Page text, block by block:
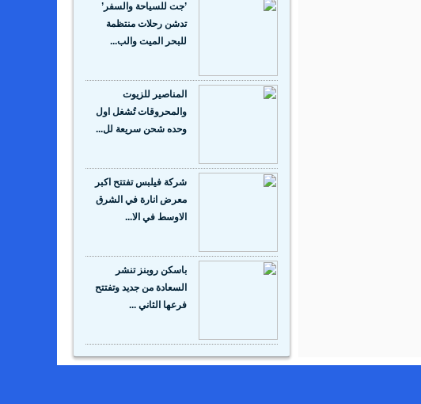
’جت للسياحة والسفر’
تدشن رحلات منتظمة
للبحر الميت والب...
المناصير للزيوت
والمحروقات تُشغل اول
وحده شحن سريعة لل...
شركة فيلبس تفتتح اكبر
معرض انارة في الشرق
الاوسط في الا...
باسكن روبنز تنشر
السعادة من جديد وتفتتح
فرعها الثاني ...